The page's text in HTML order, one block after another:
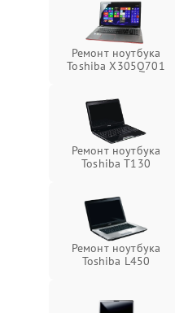
Ремонт ноутбука
Toshiba X305Q701
Ремонт ноутбука
Toshiba T130
Ремонт ноутбука
Toshiba L450